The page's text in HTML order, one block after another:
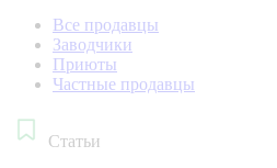
Все продавцы
Заводчики
Приюты
Частные продавцы
Статьи